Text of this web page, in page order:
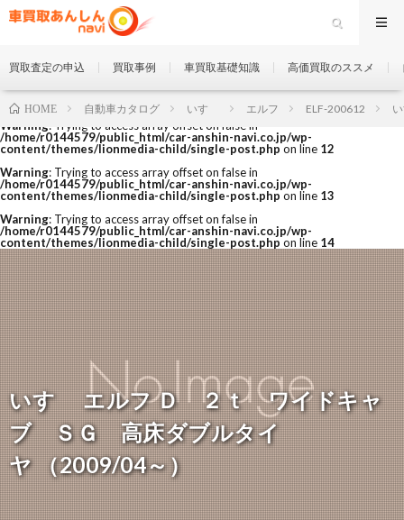
Warning: Trying to access array offset on false in
/home/r0144579/public_html/car-anshin-navi.co.jp/wp-
content/themes/lionmedia-child/single-post.php on line 12
Warning: Trying to access array offset on false in
/home/r0144579/public_html/car-anshin-navi.co.jp/wp-
content/themes/lionmedia-child/single-post.php on line 13
Warning: Trying to access array offset on false in
/home/r0144579/public_html/car-anshin-navi.co.jp/wp-
content/themes/lionmedia-child/single-post.php on line 14
買取査定の申込 買取事例 車買取基礎知識 高価買取のススメ
いすゞ エルフ Ｄ ２ｔ ワイドキャ
ブ ＳＧ 高床ダブルタイ
ヤ （2009/04～）
HOME 自動車カタログ いすゞ エルフ ELF-200612